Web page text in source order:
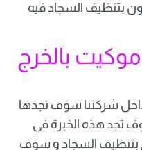
بتنظيف السجاد فيه
بالخرج
شركتنا سوف تجدها
تجد هذه الخبرة في
بتنظيف السجاد و سوف